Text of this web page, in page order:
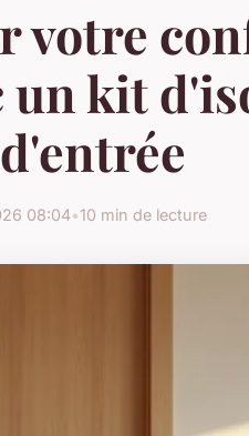
votre
un kit
08:04•10 min de lecture